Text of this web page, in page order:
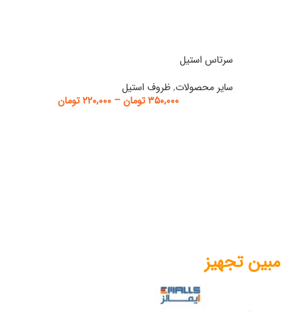
سرتاس استیل
سایر محصولات,ظروف استیل
۳۵۰,۰۰۰تومان– ۲۲۰,۰۰۰تومان
مبین تجهیز